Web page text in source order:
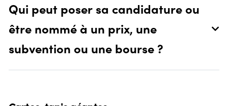
Qui peut poser sa candidature ou
être nommé à un prix, une
subvention ou une bourse ?